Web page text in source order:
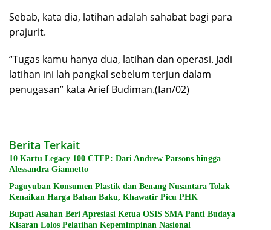
Sebab, kata dia, latihan adalah sahabat bagi para
prajurit.
“Tugas kamu hanya dua, latihan dan operasi. Jadi
latihan ini lah pangkal sebelum terjun dalam
penugasan” kata Arief Budiman.(Ian/02)
Berita Terkait
10 Kartu Legacy 100 CTFP: Dari Andrew Parsons hingga
Alessandra Giannetto
Paguyuban Konsumen Plastik dan Benang Nusantara Tolak
Kenaikan Harga Bahan Baku, Khawatir Picu PHK
Bupati Asahan Beri Apresiasi Ketua OSIS SMA Panti Budaya
Kisaran Lolos Pelatihan Kepemimpinan Nasional